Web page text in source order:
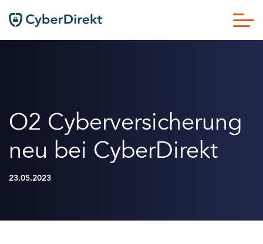
O2 Cyberversicherung
neu bei CyberDirekt
23.05.2023